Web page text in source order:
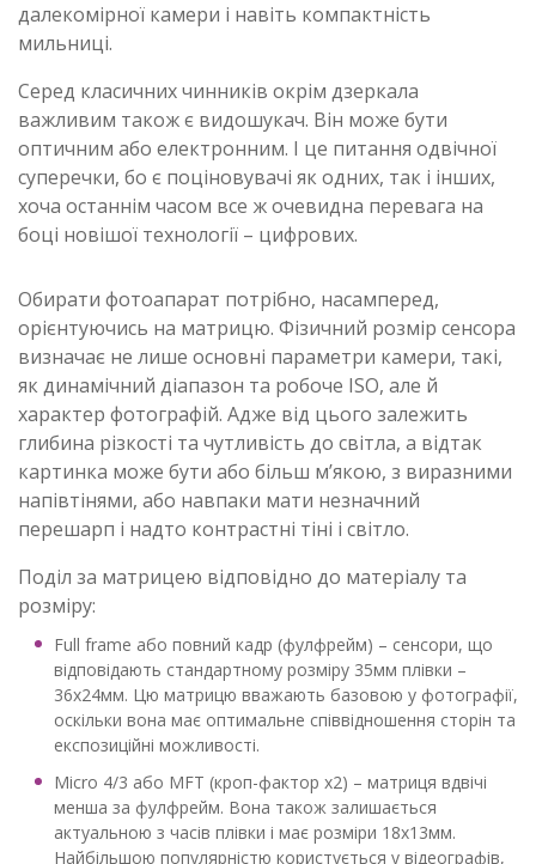
далекомірної камери і навіть компактність
мильниці.
Серед класичних чинників окрім дзеркала
важливим також є видошукач. Він може бути
оптичним або електронним. І це питання одвічної
суперечки, бо є поціновувачі як одних, так і інших,
хоча останнім часом все ж очевидна перевага на
боці новішої технології – цифрових.
Обирати фотоапарат потрібно, насамперед,
орієнтуючись на матрицю. Фізичний розмір сенсора
визначає не лише основні параметри камери, такі,
як динамічний діапазон та робоче ISO, але й
характер фотографій. Адже від цього залежить
глибина різкості та чутливість до світла, а відтак
картинка може бути або більш м’якою, з виразними
напівтінями, або навпаки мати незначний
перешарп і надто контрастні тіні і світло.
Поділ за матрицею відповідно до матеріалу та
розміру:
Full frame або повний кадр (фулфрейм) – сенсори, що
відповідають стандартному розміру 35мм плівки –
36х24мм. Цю матрицю вважають базовою у фотографії,
оскільки вона має оптимальне співвідношення сторін та
експозиційні можливості.
Micro 4/3 або MFT (кроп-фактор х2) – матриця вдвічі
менша за фулфрейм. Вона також залишається
актуальною з часів плівки і має розміри 18х13мм.
Найбільшою популярністю користується у відеографів,